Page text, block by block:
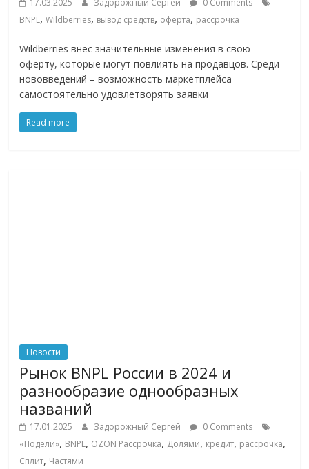
17.03.2025 Задорожный Сергей
0 Comments
BNPL,Wildberries, вывод средств, оферта, рассрочка
Wildberries внес значительные изменения в свою
оферту, которые могут повлиять на продавцов. Среди
нововведений – возможность маркетплейса
самостоятельно удовлетворять заявки
Read more
Новости
Рынок BNPL России в 2024 и
разнообразие однообразных
названий
17.01.2025 Задорожный Сергей
0 Comments
«Подели», BNPL, OZON Рассрочка, Долями, кредит, рассрочка,
Сплит, Частями